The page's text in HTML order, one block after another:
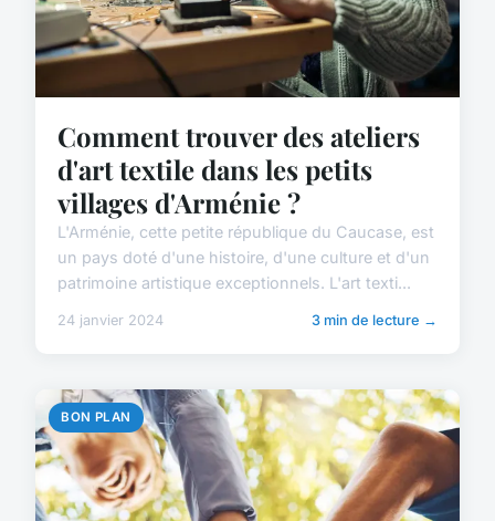
Comment trouver des ateliers
d'art textile dans les petits
villages d'Arménie ?
L'Arménie, cette petite république du Caucase, est
un pays doté d'une histoire, d'une culture et d'un
patrimoine artistique exceptionnels. L'art texti...
24 janvier 2024 3 min de lecture →
BON PLAN